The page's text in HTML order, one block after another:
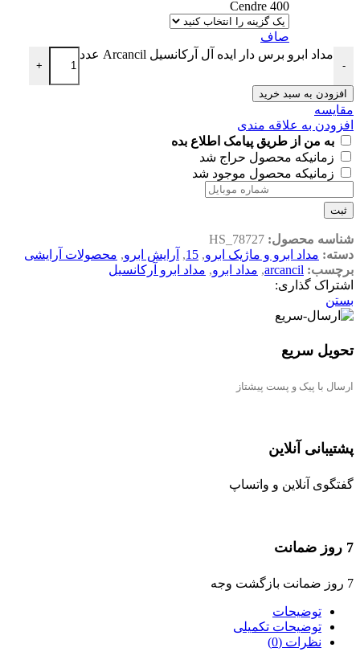
400 Cendre
صاف
-
مداد ابرو برس دار ایده آل آرکانسیل Arcancil عدد
+
افزودن به سبد خرید
مقایسه
افزودن به علاقه مندی
به من از طریق پیامک اطلاع بده
زمانیکه محصول حراج شد
زمانیکه محصول موجود شد
ثبت
شناسه محصول: HS_78727
دسته: مداد ابرو و ماژیک ابرو,
15
, آرایش ابرو, محصولات آرایشی
برچسب: arcancil
, مداد ابرو, مداد ابرو آرکانسیل
اشتراک گذاری:
بستن
تحویل سریع
ارسال با پیک و پست پیشتاز
پشتیبانی آنلاین
گفتگوی آنلاین و واتساپ
7 روز ضمانت
7 روز ضمانت بازگشت وجه
توضیحات
توضیحات تکمیلی
نظرات (0)